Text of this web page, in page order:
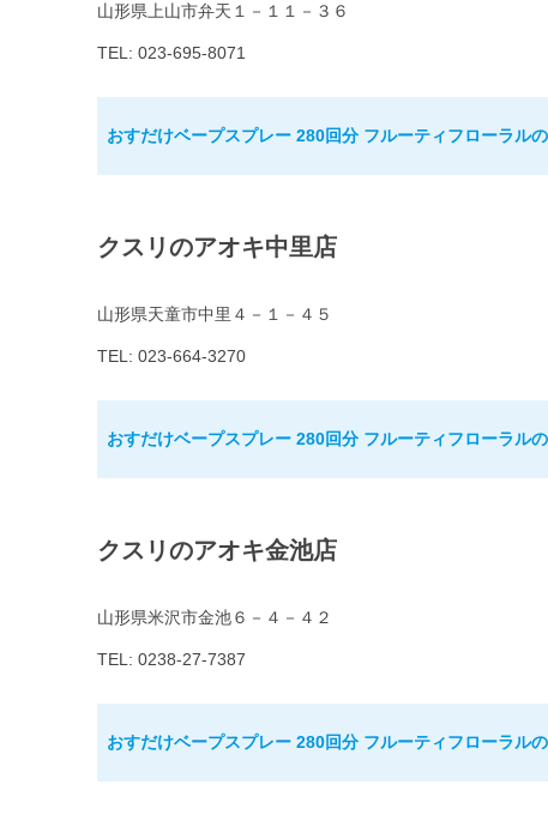
山形県上山市弁天１－１１－３６
TEL: 023-695-8071
おすだけベープスプレー 280回分 フルーティフローラル
クスリのアオキ中里店
山形県天童市中里４－１－４５
TEL: 023-664-3270
おすだけベープスプレー 280回分 フルーティフローラル
クスリのアオキ金池店
山形県米沢市金池６－４－４２
TEL: 0238-27-7387
おすだけベープスプレー 280回分 フルーティフローラル